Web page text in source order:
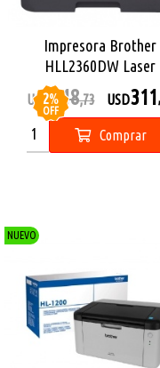
Impresora Brother
HLL2360DW Laser
Monocromo
2%
OFF
USD318,73 USD311
Comprar
NUEVO